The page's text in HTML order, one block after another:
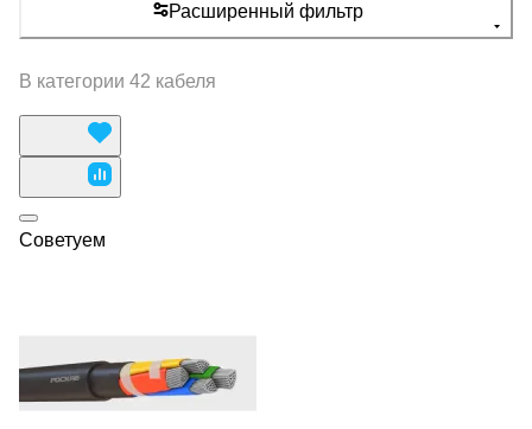
Расширенный фильтр
В категории 42 кабеля
Советуем